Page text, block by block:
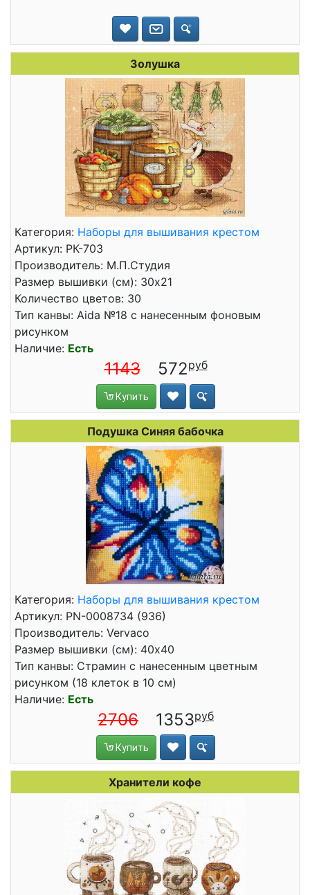
Золушка
Категория: Наборы для вышивания крестом
Артикул: РК-703
Производитель: М.П.Студия
Размер вышивки (см): 30x21
Количество цветов: 30
Тип канвы: Aida №18 с нанесенным фоновым
рисунком
Наличие: Есть
1143 572
Купить
Подушка Синяя бабочка
Категория: Наборы для вышивания крестом
Артикул: PN-0008734 (936)
Производитель: Vervaco
Размер вышивки (см): 40x40
Тип канвы: Страмин с нанесенным цветным
рисунком (18 клеток в 10 см)
Наличие: Есть
2706 1353
Купить
Хранители кофе